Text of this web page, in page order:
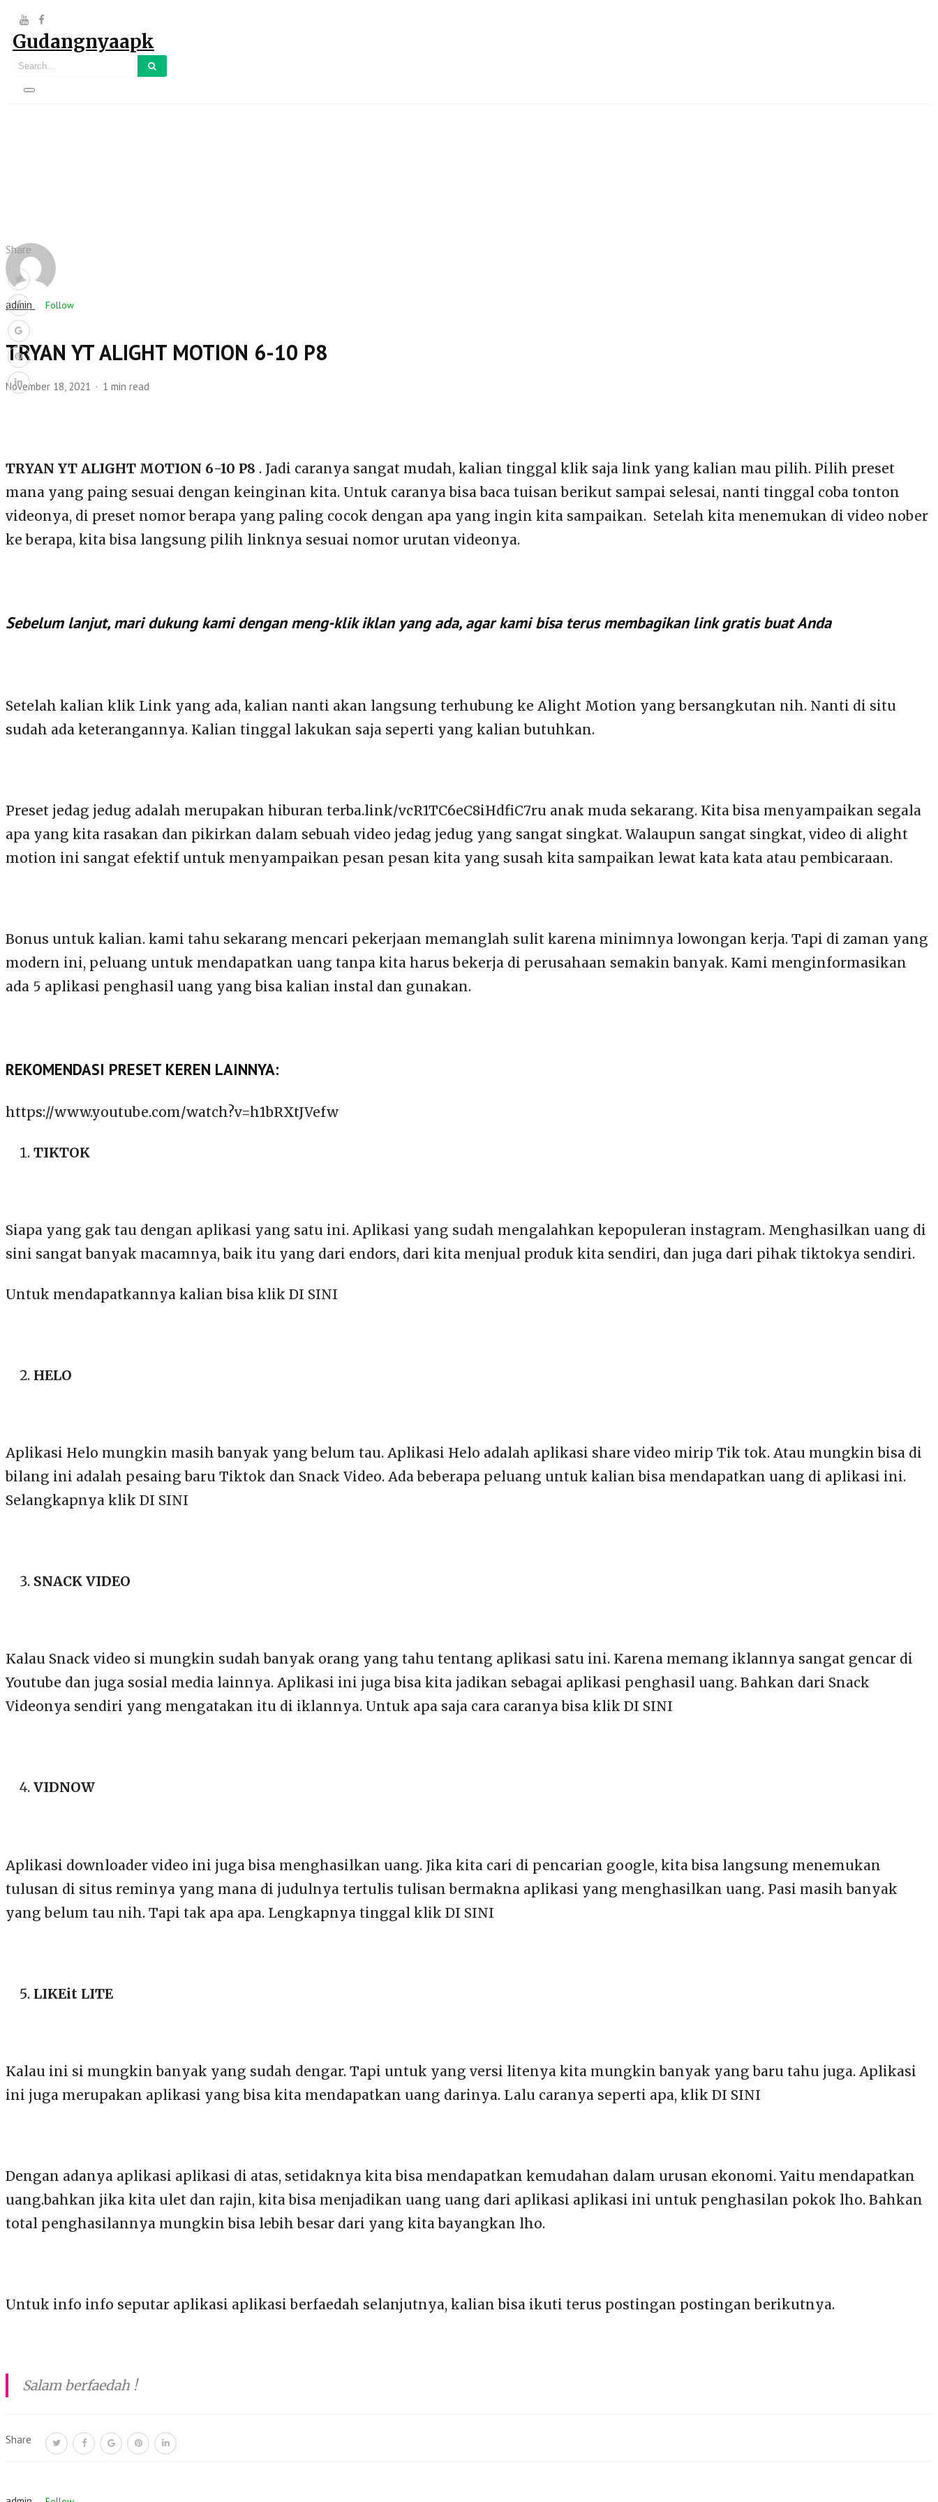
Gudangnyaapk
Share
admin Follow
TRYAN YT ALIGHT MOTION 6-10 P8
November 18, 2021 1 min read
TRYAN YT ALIGHT MOTION 6-10 P8 . Jadi caranya sangat mudah, kalian tinggal klik saja link yang kalian mau pilih. Pilih preset
mana yang paing sesuai dengan keinginan kita. Untuk caranya bisa baca tuisan berikut sampai selesai, nanti tinggal coba tonton
videonya, di preset nomor berapa yang paling cocok dengan apa yang ingin kita sampaikan. Setelah kita menemukan di video nober
ke berapa, kita bisa langsung pilih linknya sesuai nomor urutan videonya.
Sebelum lanjut, mari dukung kami dengan meng-klik iklan yang ada, agar kami bisa terus membagikan link gratis buat Anda
Setelah kalian klik Link yang ada, kalian nanti akan langsung terhubung ke Alight Motion yang bersangkutan nih. Nanti di situ
sudah ada keterangannya. Kalian tinggal lakukan saja seperti yang kalian butuhkan.
Preset jedag jedug adalah merupakan hiburan terba.link/vcR1TC6eC8iHdfiC7ru anak muda sekarang. Kita bisa menyampaikan segala
apa yang kita rasakan dan pikirkan dalam sebuah video jedag jedug yang sangat singkat. Walaupun sangat singkat, video di alight
motion ini sangat efektif untuk menyampaikan pesan pesan kita yang susah kita sampaikan lewat kata kata atau pembicaraan.
Bonus untuk kalian. kami tahu sekarang mencari pekerjaan memanglah sulit karena minimnya lowongan kerja. Tapi di zaman yang
modern ini, peluang untuk mendapatkan uang tanpa kita harus bekerja di perusahaan semakin banyak. Kami menginformasikan
ada 5 aplikasi penghasil uang yang bisa kalian instal dan gunakan.
REKOMENDASI PRESET KEREN LAINNYA:
https://www.youtube.com/watch?v=h1bRXtJVefw
TIKTOK
Siapa yang gak tau dengan aplikasi yang satu ini. Aplikasi yang sudah mengalahkan kepopuleran instagram. Menghasilkan uang di
sini sangat banyak macamnya, baik itu yang dari endors, dari kita menjual produk kita sendiri, dan juga dari pihak tiktokya sendiri.
Untuk mendapatkannya kalian bisa klik DI SINI
HELO
Aplikasi Helo mungkin masih banyak yang belum tau. Aplikasi Helo adalah aplikasi share video mirip Tik tok. Atau mungkin bisa di
bilang ini adalah pesaing baru Tiktok dan Snack Video. Ada beberapa peluang untuk kalian bisa mendapatkan uang di aplikasi ini.
Selangkapnya klik DI SINI
SNACK VIDEO
Kalau Snack video si mungkin sudah banyak orang yang tahu tentang aplikasi satu ini. Karena memang iklannya sangat gencar di
Youtube dan juga sosial media lainnya. Aplikasi ini juga bisa kita jadikan sebagai aplikasi penghasil uang. Bahkan dari Snack
Videonya sendiri yang mengatakan itu di iklannya. Untuk apa saja cara caranya bisa klik DI SINI
VIDNOW
Aplikasi downloader video ini juga bisa menghasilkan uang. Jika kita cari di pencarian google, kita bisa langsung menemukan
tulusan di situs reminya yang mana di judulnya tertulis tulisan bermakna aplikasi yang menghasilkan uang. Pasi masih banyak
yang belum tau nih. Tapi tak apa apa. Lengkapnya tinggal klik DI SINI
LIKEit LITE
Kalau ini si mungkin banyak yang sudah dengar. Tapi untuk yang versi litenya kita mungkin banyak yang baru tahu juga. Aplikasi
ini juga merupakan aplikasi yang bisa kita mendapatkan uang darinya. Lalu caranya seperti apa, klik DI SINI
Dengan adanya aplikasi aplikasi di atas, setidaknya kita bisa mendapatkan kemudahan dalam urusan ekonomi. Yaitu mendapatkan
uang.bahkan jika kita ulet dan rajin, kita bisa menjadikan uang uang dari aplikasi aplikasi ini untuk penghasilan pokok lho. Bahkan
total penghasilannya mungkin bisa lebih besar dari yang kita bayangkan lho.
Untuk info info seputar aplikasi aplikasi berfaedah selanjutnya, kalian bisa ikuti terus postingan postingan berikutnya.
Salam berfaedah !
Share